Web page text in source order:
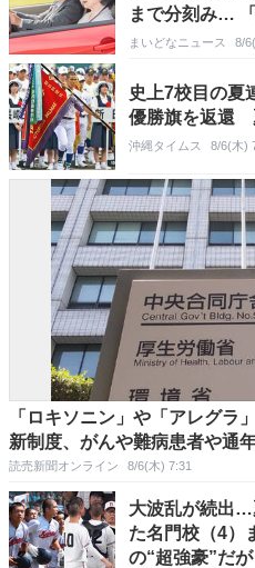
まで分刻み…
まいどなニュース 8/
史上7校目の夏
優勝旗を返還
沖縄タイムス 8/6(木)
「ロキソニン」や「アレグラ
新制度、がんや難病患者や通
読売新聞オンライン 8/6(木) 7:31
大波乱が続出…
た名門校（4）
の“超強豪”だが